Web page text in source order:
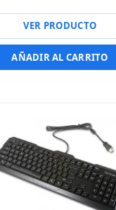
VER PRODUCTO
AÑADIR AL CARRITO